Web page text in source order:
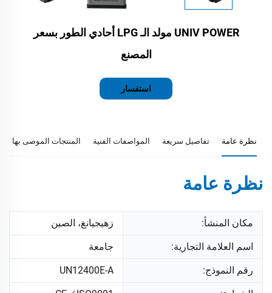
UNIV POWER مولد الـ LPG أحادي الطور بسعر
المصنع
استفسار
نظرة عامة تفاصيل سريعة المواصفات الفنية المنتجات الموصى بها
نظرة عامة
مكان المنشأ: زهيجيانغ، الصين
اسم العلامة التجارية: جامعة
رقم النموذج: UN12400E-A